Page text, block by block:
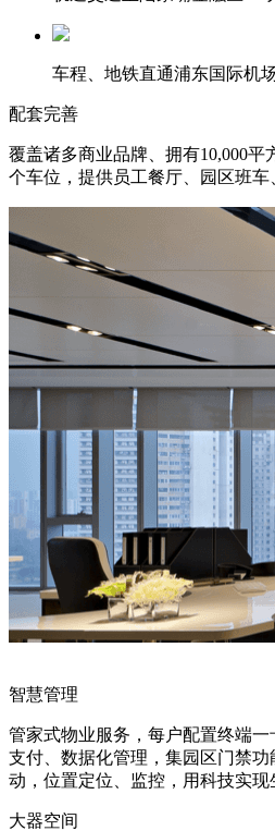
车程、地铁直通浦东国际机
配套完善
覆盖诸多商业品牌、拥有10,000平
个车位，提供员工餐厅、园区班
智慧管理
管家式物业服务，每户配置终端一
支付、数据化管理，集园区门禁
动，位置定位、监控，用科技实现
大器空间